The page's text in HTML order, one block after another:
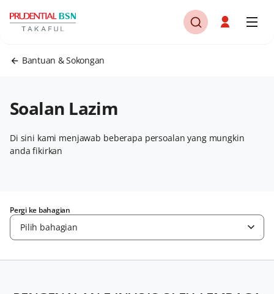
Bantuan & Sokongan
Soalan Lazim
Di sini kami menjawab beberapa persoalan yang mungkin
anda fikirkan
Pergi ke bahagian
Pilih bahagian